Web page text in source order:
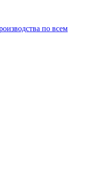
по всем